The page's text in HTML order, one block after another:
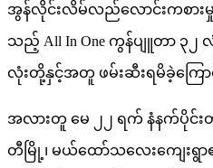
အွန်လိုင်းလိမ်လည်လောင်းကစား
သည့် All In One ကွန်ပျူတာ ၃၂ လုံ
လုံးတို့နှင့်အတူ ဖမ်းဆီးရမိခဲ့ကြေ
အလားတူ မေ ၂၂ ရက် နံနက်ပိုင်း
တီမြို့၊ မယ်ထော်သလေးကျေးရွ